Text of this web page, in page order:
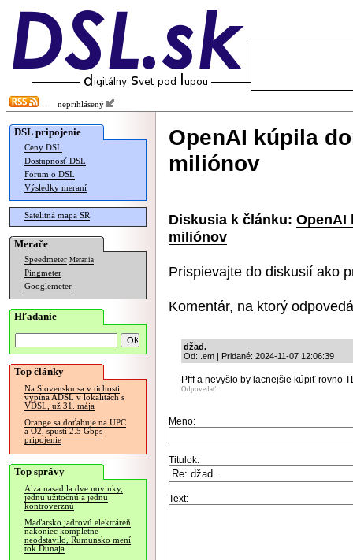
neprihlásený
DSL pripojenie
Ceny DSL
Dostupnosť DSL
Fórum o DSL
Výsledky meraní
Satelitná mapa SR
Merače
Speedmeter Merania
Pingmeter
Googlemeter
Hľadanie
Top články
Na Slovensku sa v tichosti
vypína ADSL v lokalitách s
VDSL, už 31. mája
Orange sa doťahuje na UPC
a O2, spustí 2.5 Gbps
pripojenie
Top správy
Alza nasadila dve novinky,
jednu užitočnú a jednu
kontroverznú
Maďarsko jadrovú elektráreň
nakoniec kompletne
neodstavilo, Rumunsko mení
tok Dunaja
OpenAI kúpila
miliónov
Diskusia k článku: OpenAI
miliónov
Prispievajte do diskusií ako
Komentár, na ktorý
džad.
Od: .em | Pridané: 2024-11-07 12:06:39
Pfff a nevyšlo by lacnejšie kúpiť rovno
Odpovedať
Meno:
Titulok:
Text: